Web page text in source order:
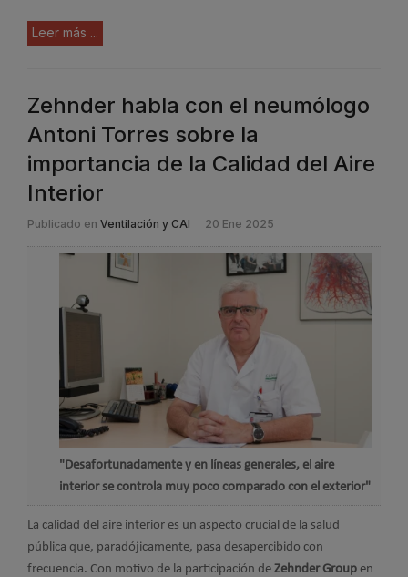
Leer más ...
Zehnder habla con el neumólogo
Antoni Torres sobre la
importancia de la Calidad del Aire
Interior
Publicado en Ventilación y CAI 20 Ene 2025
"Desafortunadamente y en líneas generales, el aire
interior se controla muy poco comparado con el exterior"
La calidad del aire interior es un aspecto crucial de la salud
pública que, paradójicamente, pasa desapercibido con
frecuencia. Con motivo de la participación de Zehnder Group en